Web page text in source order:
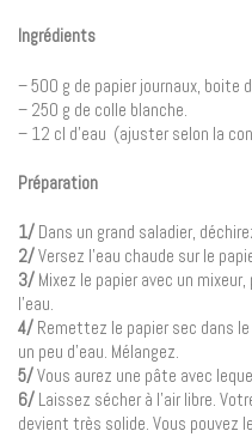
Ingrédients
– 500 g de papier journaux, boite
– 250 g de colle blanche.
– 12 cl d’eau (ajuster selon la
Préparation
1/ Dans un grand saladier,
2/Versez l’eau chaude sur le
3/ Mixez le papier avec un
l’eau.
4/ Remettez le papier sec dans
un peu d’eau. Mélangez.
5/Vous aurez une pâte avec
6/ Laissez sécher à l’air libre.
devient très solide. Vous pouvez